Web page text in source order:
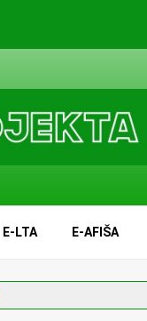
E-LTA E-AFIŠA